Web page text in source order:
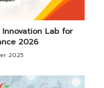
Lab for
2026
2025